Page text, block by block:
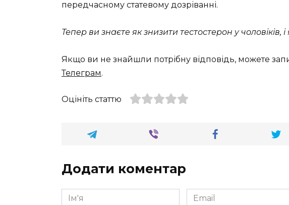
передчасному статевому дозріванні.
Тепер ви знаєте як знизити тестостерон у чоловіків, і
Якщо ви не знайшли потрібну відповідь, можете
Телеграм.
Оцініть статтю
Додати коментар
Ім'я
Email